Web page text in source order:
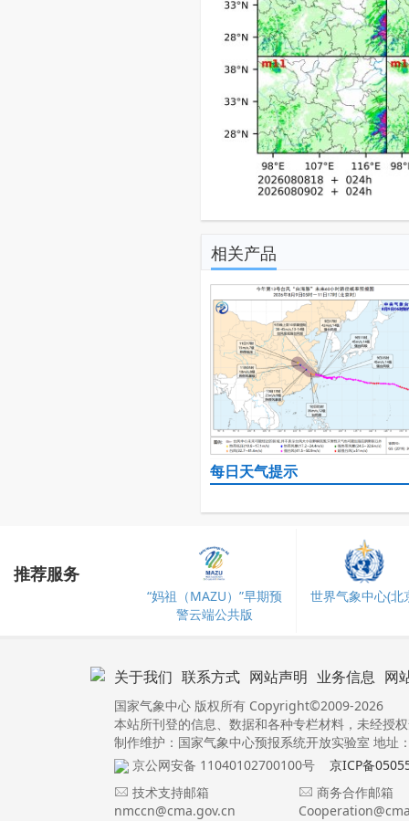
相关产品
每日天气提示
推荐服务
“妈祖（MAZU）”早期预
警云端公共版
世界气象中心(北
关于我们 联系方式 网站声明 业务信息 网
国家气象中心 版权所有 Copyright©2009-2026
本站所刊登的信息、数据和各种专栏材料，未经授
制作维护：国家气象中心预报系统开放实验室 地址
京公网安备 11040102700100号
京ICP备
技术支持邮箱
nmccn@cma.gov.cn
商务合作邮箱